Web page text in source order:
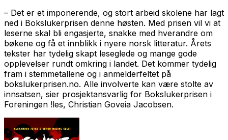
– Det er et imponerende, og stort arbeid skolene har lagt
ned i Bokslukerprisen denne høsten. Med prisen vil vi at
leserne skal bli engasjerte, snakke med hverandre om
bøkene og få et innblikk i nyere norsk litteratur. Årets
tekster har tydelig skapt leseglede og mange gode
opplevelser rundt omkring i landet. Det kommer tydelig
fram i stemmetallene og i anmelderfeltet på
bokslukerprisen.no. Alle involverte kan være stolte av
innsatsen, sier prosjektansvarlig for Bokslukerprisen i
Foreningen !les, Christian Goveia Jacobsen.